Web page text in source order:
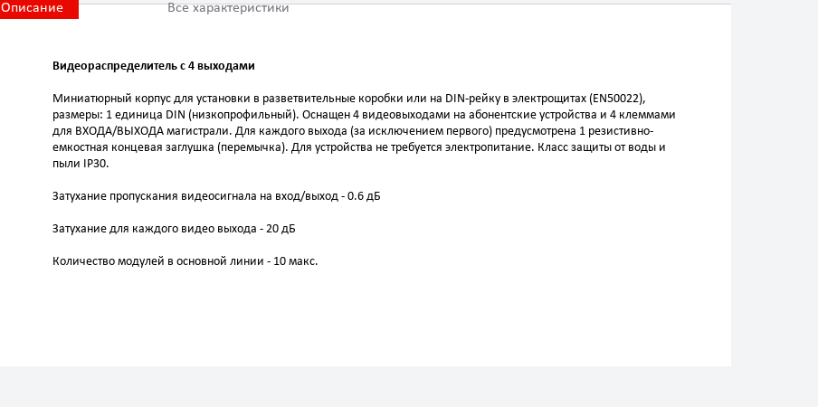
Описание Все характеристики
Видеораспределитель с 4 выходами
Миниатюрный корпус для установки в разветвительные коробки или на DIN-рейку в электрощитах (EN50022),
размеры: 1 единица DIN (низкопрофильный). Оснащен 4 видеовыходами на абонентские устройства и 4 клеммами
для ВХОДА/ВЫХОДА магистрали. Для каждого выхода (за исключением первого) предусмотрена 1 резистивно-
емкостная концевая заглушка (перемычка). Для устройства не требуется электропитание. Класс защиты от воды и
пыли IP30.
Затухание пропускания видеосигнала на вход/выход - 0.6 дБ
Затухание для каждого видео выхода - 20 дБ
Количество модулей в основной линии - 10 макс.